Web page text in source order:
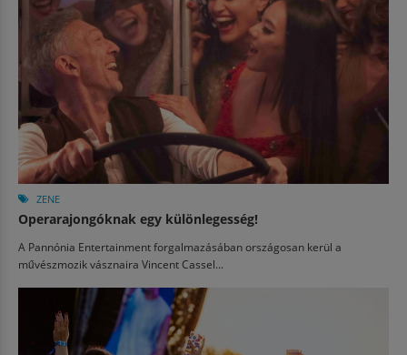
ZENE
Operarajongóknak egy különlegesség!
A Pannónia Entertainment forgalmazásában országosan kerül a
művészmozik vásznaira Vincent Cassel...